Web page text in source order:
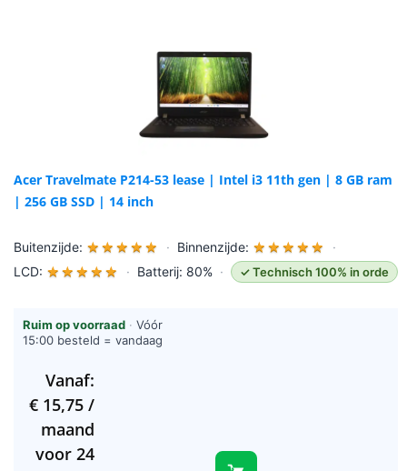
Acer Travelmate P214-53 lease | Intel i3 11th gen | 8 GB ram
| 256 GB SSD | 14 inch
Buitenzijde: ★ ★ ★ ★ ★ · Binnenzijde: ★ ★ ★ ★ ★
·
LCD: ★ ★ ★ ★ ★ · Batterij: 80% · ✓ Technisch 100% in orde
Ruim op voorraad · Vóór
15:00 besteld = vandaag
Vanaf:
€15,75 /
maand
voor 24